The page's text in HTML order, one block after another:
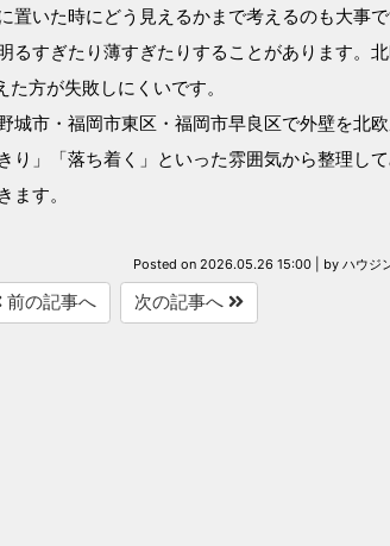
置いた時にどう見えるかまで考えるのも大事
るすぎたり薄すぎたりすることがあります。
方が失敗しにくいです。
城市・福岡市東区・福岡市早良区で外壁を北
り」「落ち着く」といった雰囲気から整理し
ます。
Posted on 2026.05.26 15:00| by ハウジ
前の記事へ 次の記事へ